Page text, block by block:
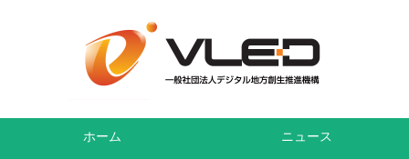
ホーム ニュース